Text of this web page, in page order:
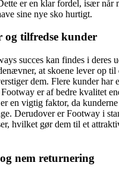
er en klar fordel, især når
sine nye sko hurtigt.
tilfredse kunder
succes kan findes i deres
at skoene lever op til
dem. Flere kunder har
er af bedre kvalitet
en vigtig faktor, da
Derudover er Footway i
hvilket gør dem til et
nem returnering